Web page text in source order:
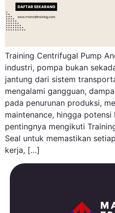
Training Centrifugal Pump
industri, pompa bukan
jantung dari sistem
mengalami gangguan,
pada penurunan produksi,
maintenance, hingga
pentingnya mengikuti
Seal untuk memastikan
kerja, […]